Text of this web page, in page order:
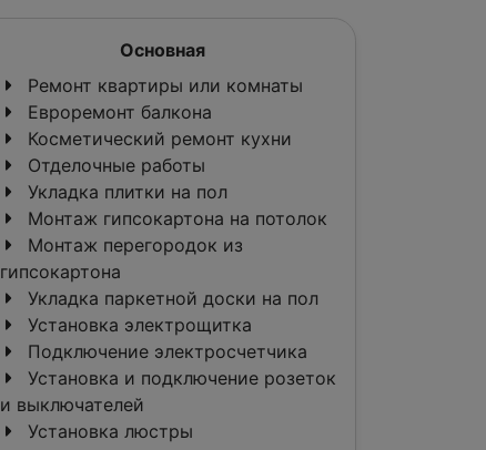
Основная
Ремонт квартиры или комнаты
Евроремонт балкона
Косметический ремонт кухни
Отделочные работы
Укладка плитки на пол
Монтаж гипсокартона на потолок
Монтаж перегородок из
гипсокартона
Укладка паркетной доски на пол
Установка электрощитка
Подключение электросчетчика
Установка и подключение розеток
и выключателей
Установка люстры